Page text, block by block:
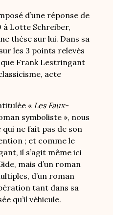
d’une réponse de
à Lotte Schreiber,
thèse sur lui. Dans sa
les 3 points relevés
Frank Lestringant
acte
« Les Faux-
symboliste », nous
qui ne fait pas de son
; et comme le
il s’agit même ici
mais d’un roman
d’un roman
tant dans sa
qu’il véhicule.